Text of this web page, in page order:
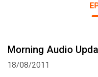
Morning Audio
18/08/2011